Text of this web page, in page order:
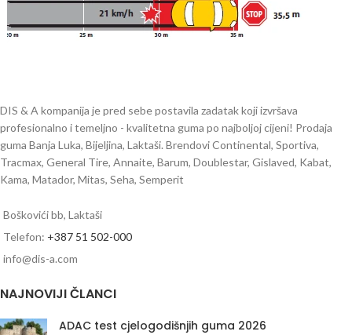
DIS & A kompanija je pred sebe postavila zadatak koji izvršava
profesionalno i temeljno - kvalitetna guma po najboljoj cijeni! Prodaja
guma Banja Luka, Bijeljina, Laktaši. Brendovi Continental, Sportiva,
Tracmax, General Tire, Annaite, Barum, Doublestar, Gislaved, Kabat,
Kama, Matador, Mitas, Seha, Semperit
Boškovići bb, Laktaši
Telefon: +387 51 502-000
info@dis-a.com
NAJNOVIJI ČLANCI
ADAC test cjelogodišnjih guma 2026